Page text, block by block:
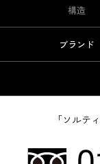
構造
ブランド
「ソルテ